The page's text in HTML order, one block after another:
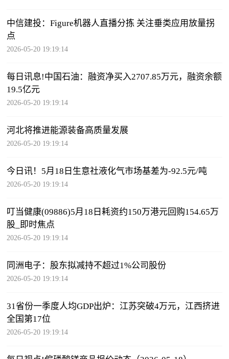
中信建投：Figure机器人直播分拣 关注垂类应用放量拐
点
2026-05-20 19:19:14
每日讯息!中国石油：融资净买入2707.85万元，融资余额
19.5亿元
2026-05-20 19:19:14
河北将推进能源装备高质量发展
2026-05-20 19:19:14
今日讯！5月18日生意社液化气市场基差为-92.5元/吨
2026-05-20 19:19:14
叮当健康(09886)5月18日耗资约150万港元回购154.65万
股_即时焦点
2026-05-20 19:19:14
同洲电子：股东拟减持不超过1%公司股份
2026-05-20 19:19:14
31省份一季度人均GDP出炉：江苏突破4万元，江西挤进
全国第17位
2026-05-20 19:19:14